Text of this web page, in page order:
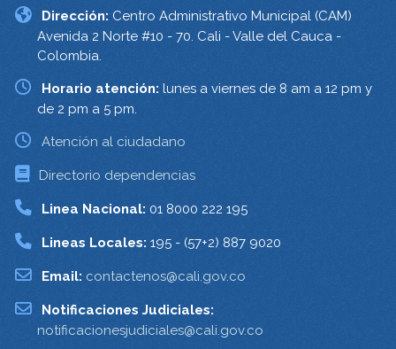
Dirección: Centro Administrativo Municipal (CAM)
Avenida 2 Norte #10 - 70. Cali - Valle del Cauca -
Colombia.
Horario atención: lunes a viernes de 8 am a 12 pm y
de 2 pm a 5 pm.
Atención al ciudadano
Directorio dependencias
Linea Nacional: 01 8000 222 195
Lineas Locales: 195 - (57+2) 887 9020
Email: contactenos@cali.gov.co
Notificaciones Judiciales:
notificacionesjudiciales@cali.gov.co